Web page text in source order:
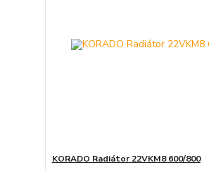
KORADO Radiátor 22VKM8 600/800